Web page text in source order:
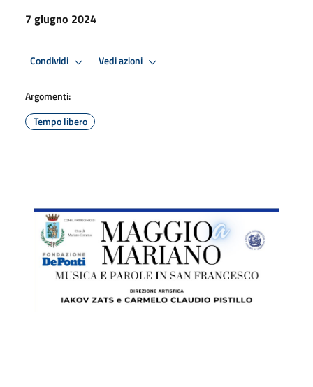
7 giugno 2024
Condividi Vedi azioni
Argomenti:
Tempo libero